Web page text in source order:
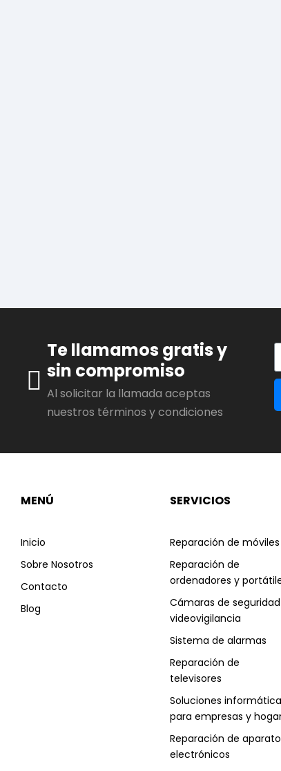
Te llamamos gratis y
sin compromiso
Al solicitar la llamada aceptas
nuestros términos y condiciones
MENÚ
Inicio
Sobre Nosotros
Contacto
Blog
SERVICIOS
Reparación de móviles
Reparación de
ordenadores y
Cámaras de
videovigilancia
Sistema de alarmas
Reparación de
televisores
Soluciones
para empresas y
Reparación de
electrónicos